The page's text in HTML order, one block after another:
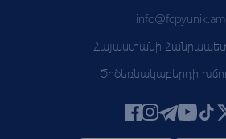
info@fcpyunik.am
Հայաստանի
Ծիծեռնակաբերդի